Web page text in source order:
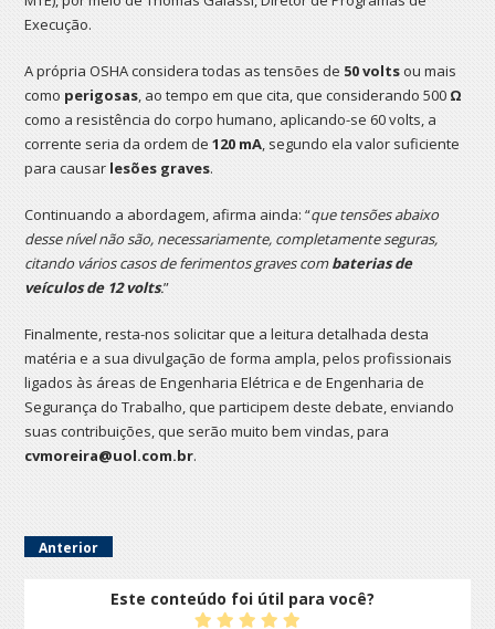
Execução.
A própria OSHA considera todas as tensões de 50 volts ou mais
como perigosas, ao tempo em que cita, que considerando 500 Ω
como a resistência do corpo humano, aplicando-se 60 volts, a
corrente seria da ordem de120 mA, segundo ela valor suficiente
para causar lesões graves.
Continuando a abordagem, afirma ainda: “que tensões abaixo
desse nível não são, necessariamente, completamente seguras,
citando vários casos de ferimentos graves combaterias de
veículos de 12 volts.”
Finalmente, resta-nos solicitar que a leitura detalhada desta
matéria e a sua divulgação de forma ampla, pelos profissionais
ligados às áreas de Engenharia Elétrica e de Engenharia de
Segurança do Trabalho, que participem deste debate, enviando
suas contribuições, que serão muito bem vindas, para
cvmoreira@uol.com.br.
Anterior
Este conteúdo foi útil para você?